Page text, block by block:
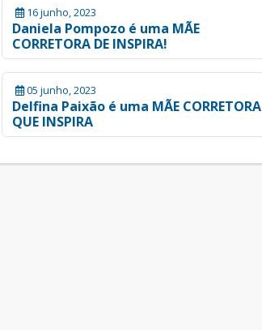
16 junho, 2023
Daniela Pompozo é uma MÃE
CORRETORA DE INSPIRA!
05 junho, 2023
Delfina Paixão é uma MÃE CORRETORA
QUE INSPIRA